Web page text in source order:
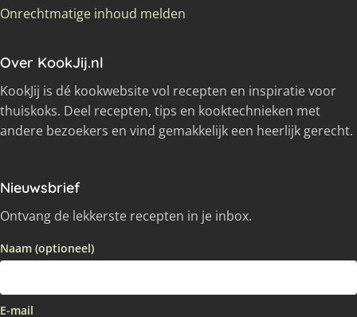
Onrechtmatige inhoud melden
Over KookJij.nl
KookJij is dé kookwebsite vol recepten en inspiratie voor
thuiskoks. Deel recepten, tips en kooktechnieken met
andere bezoekers en vind gemakkelijk een heerlijk gerecht.
Nieuwsbrief
Ontvang de lekkerste recepten in je inbox.
Naam (optioneel)
E-mail